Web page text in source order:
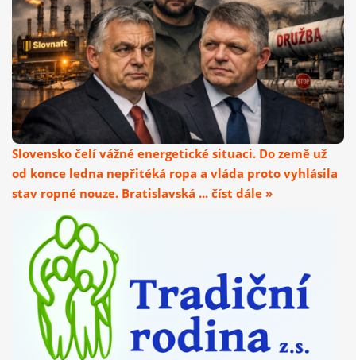
Slovensko čelí vážné energetické situaci. Do země už
od konce ledna nepřitéká ropa a vláda proto vyhlásila
stav ropné nouze. Bratislavská ... číst dále »